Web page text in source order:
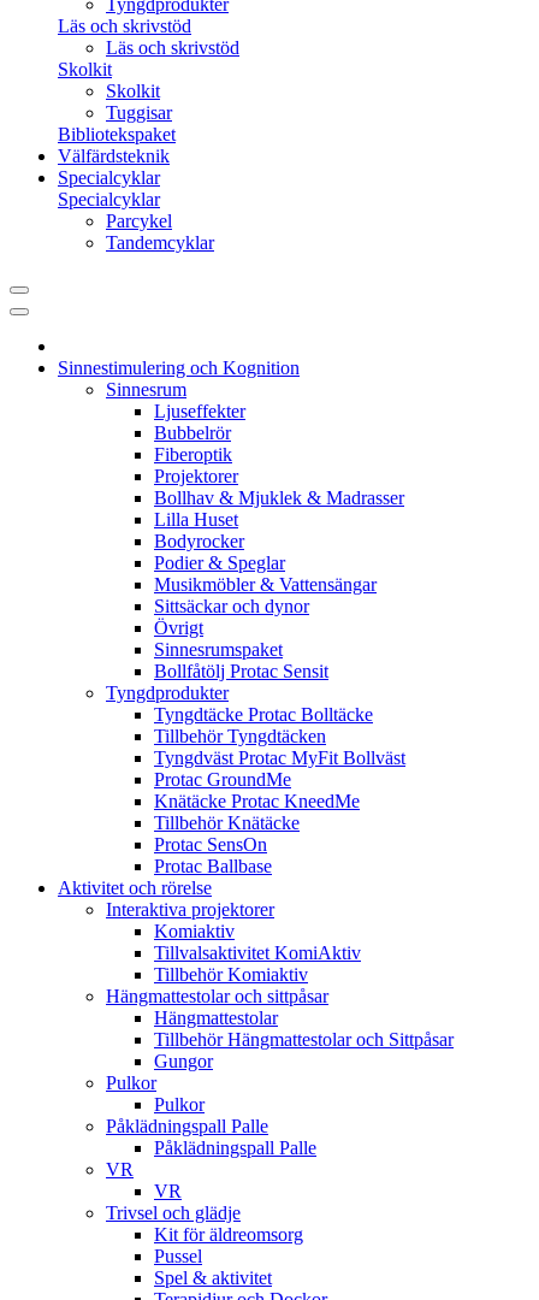
Läs och skrivstöd
Läs och skrivstöd
Skolkit
Skolkit
Tuggisar
Bibliotekspaket
Välfärdsteknik
Specialcyklar
Specialcyklar
Parcykel
Tandemcyklar
Sinnestimulering och Kognition
Sinnesrum
Ljuseffekter
Bubbelrör
Fiberoptik
Projektorer
Bollhav & Mjuklek & Madrasser
Lilla Huset
Bodyrocker
Podier & Speglar
Musikmöbler & Vattensängar
Sittsäckar och dynor
Övrigt
Sinnesrumspaket
Bollfåtölj Protac Sensit
Tyngdprodukter
Tyngdtäcke Protac Bolltäcke
Tillbehör Tyngdtäcken
Tyngdväst Protac MyFit Bollväst
Protac GroundMe
Knätäcke Protac KneedMe
Tillbehör Knätäcke
Protac SensOn
Protac Ballbase
Aktivitet och rörelse
Interaktiva projektorer
Komiaktiv
Tillvalsaktivitet KomiAktiv
Tillbehör Komiaktiv
Hängmattestolar och sittpåsar
Hängmattestolar
Tillbehör Hängmattestolar och Sittpåsar
Gungor
Pulkor
Pulkor
Påklädningspall Palle
Påklädningspall Palle
VR
VR
Trivsel och glädje
Kit för äldreomsorg
Pussel
Spel & aktivitet